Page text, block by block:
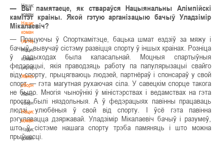
Национальная
команда
Национальная
команда
(история)
Национальная
команда
(история)
Женские
сборные
Женские
сборные
Национальная
команда
Национальная
команда
— Вы памятаеце, як ствараўся Нацыянальны Алімпійскі
камітэт краіны. Якой гэтую арганізацыю бачыў Уладзімір
Мікалаевіч?
— Працуючы ў Спорткамітэце, бацька шмат ездзіў за мяжу і
бачыў, вывучаў сістэму развіцця спорту ў іншых краінах. Розніца
ў падыходах была каласальнай. Моцныя спартыўныя
федэрацыі, якія праводзяць работу па папулярызацыі свайго
віду спорту, прыцягваюць людзей, партнёраў і спонсараў у свой
спорт — гэта магутная рухаючая сіла. У савецкім спорце такога
не было. Многія чыноўнікі ў міністэрствах і ведамствах на гэта
проста былі няздольныя. А ў федэрацыях павінны працаваць
людзі, улюбёныя ў свой від спорту. І ўсё гэта павінна
рэгулявацца дзяржавай. Уладзімір Мікалаевіч бачыў і разумеў,
што ў сістэме нашага спорту трэба памяняць і што можна
прыўнесці.